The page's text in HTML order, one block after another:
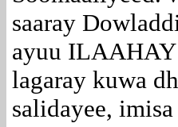
saaray
ayuu ILAAHAY
lagaray kuwa
salidayee,